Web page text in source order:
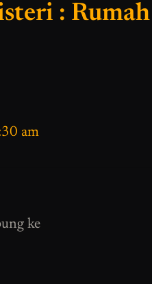
: Rumah
am
ke